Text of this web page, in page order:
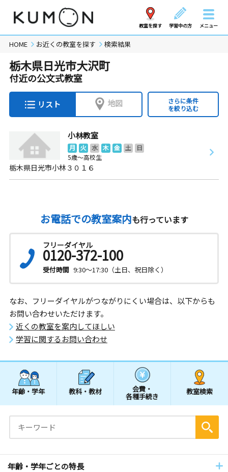
教室を探す 学習中の方 メニュー
HOME お近くの教室を探す 検索結果
栃木県日光市大沢町
付近の公文式教室
リスト 地図
さらに条件
を絞り込む
小林教室
月 火 水 木 金 土
日
5歳～高校生
栃木県日光市小林３０１６
お電話での教室案内も行っています
フリーダイヤル
0120-372-100
受付時間 9:30～17:30（土日、祝日除く）
なお、フリーダイヤルがつながりにくい場合は、以下からも
お問い合わせいただけます。
近くの教室を案内してほしい
学習に関するお問い合わせ
年齢・学年 教科・教材 会費・
各種手続き
教室検索
年齢・学年ごとの特長